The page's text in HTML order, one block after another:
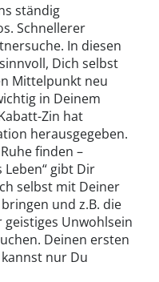
ständig
Schnellerer
In diesen
Dich selbst
Mittelpunkt neu
in Deinem
Zin hat
herausgegeben.
finden –
gibt Dir
selbst mit Deiner
und z.B. die
Unwohlsein
Deinen ersten
nur Du